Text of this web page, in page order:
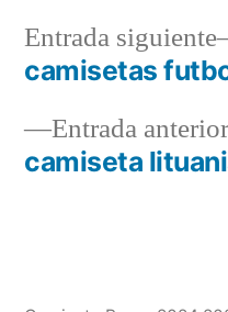
Navegación
deEntrada anterior
camiseta
Entrada siguiente
camisetas